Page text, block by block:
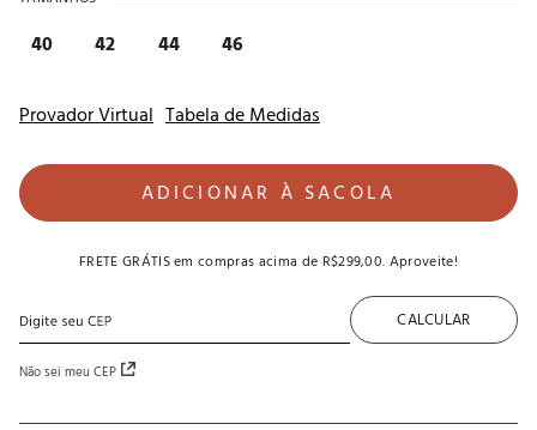
40 42 44 46
Provador Virtual Tabela de Medidas
ADICIONAR À SACOLA
FRETE GRÁTISem compras acima de R$299,00. Aproveite!
Não sei meu CEP
CALCULAR